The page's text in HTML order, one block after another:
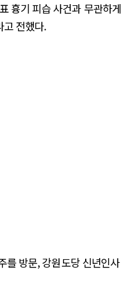
흉기 피습 사건과 무관하게
고 전했다.
를 방문, 강원도당 신년인사